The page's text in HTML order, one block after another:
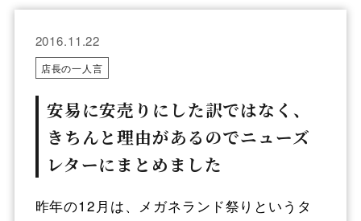
2016.11.22
店長の一人言
安易に安売りにした訳ではなく、
きちんと理由があるのでニューズ
レターにまとめました
昨年の12月は、メガネランド祭りというタ